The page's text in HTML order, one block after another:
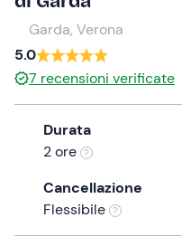
date.
Press
the
question
mark
keyboard
Garda, Verona
5.0
7 recensioni verificate
Durata
2 ore
Cancellazione
Flessibile